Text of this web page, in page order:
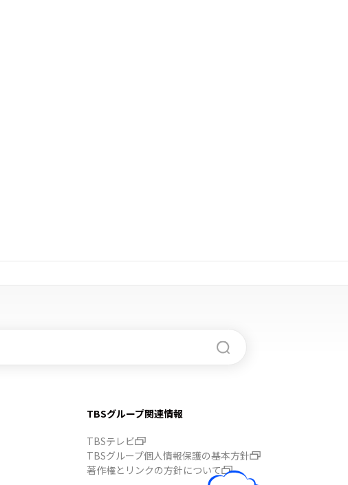
TBSグループ関連情報
TBSテレビ
TBSグループ個人情報保護の基本方針
著作権とリンクの方針について